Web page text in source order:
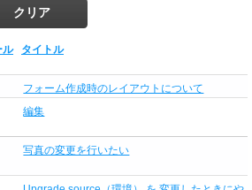
ル タイトル
フォーム作成時のレイアウトについて
編集
写真の変更を行いたい